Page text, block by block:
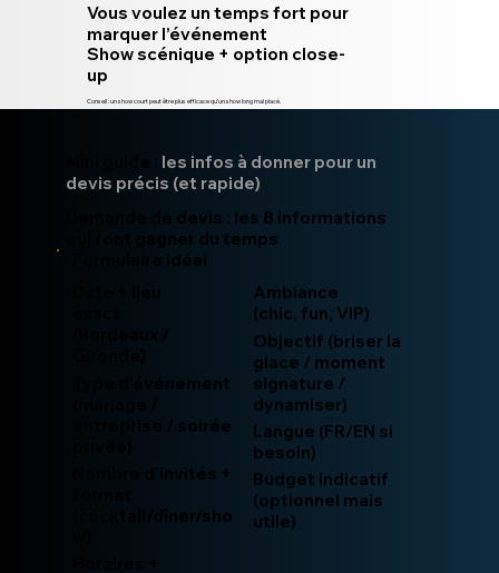
Vous voulez un temps fort pour
marquer l’événement
Show scénique + option close-
up
Conseil : un show court peut être plus efficace qu’un show long mal placé.
les infos à donner pour un
devis précis (et rapide)
Demande de devis : les 8 informations
qui font gagner du temps
Formulaire idéal
Type d’événement
entreprise / soirée
Nombre d’invités +
(cocktail/dîner/sho
Ambiance
(chic, fun, VIP)
Objectif (briser la
glace / moment
signature /
dynamiser)
Langue (FR/EN si
besoin)
Budget indicatif
(optionnel mais
utile)